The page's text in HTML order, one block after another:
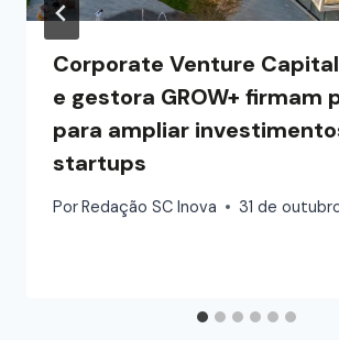
Corporate Venture
e gestora GROW+ firmam
para ampliar
startups
PorRedação SC Inova 31 de